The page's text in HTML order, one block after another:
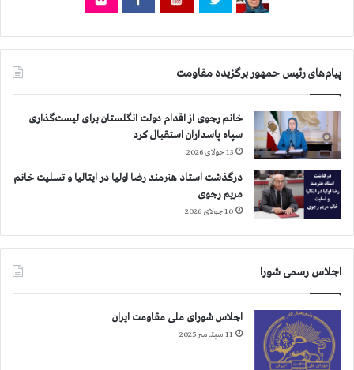
پیام‌های رئیس جمهور برگزیده مقاومت
خانم رجوی از اقدام دولت انگلستان برای لیست‌گذاری
سپاه پاسداران استقبال کرد
13 جولای 2026
درگذشت استاد هنرمند رضا اولیا در ایتالیا و تسلیت خانم
مریم رجوی
10 جولای 2026
اجلاس رسمی شورا
اجلاس شورای ملی مقاومت ایران
11 سپتامبر 2025